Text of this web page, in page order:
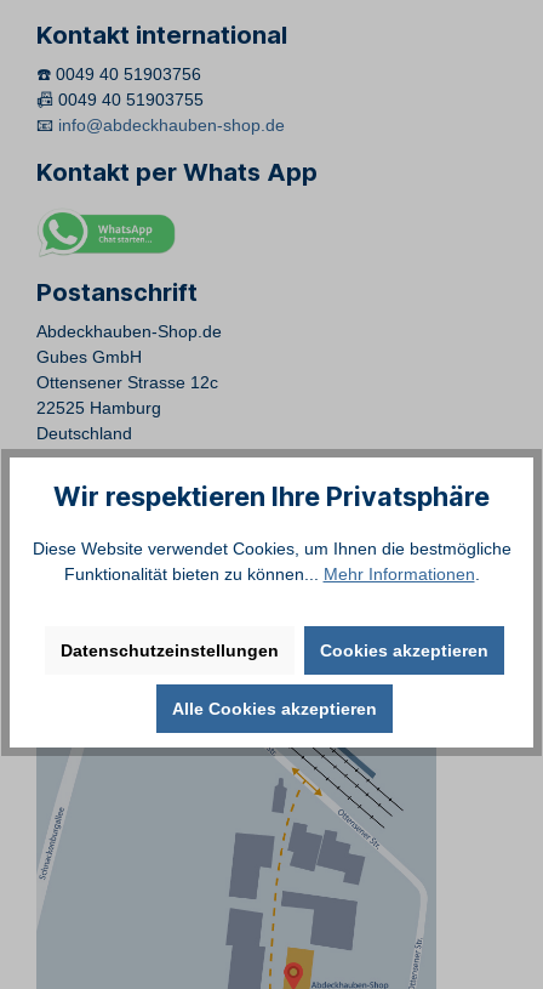
Kontakt international
☎️ 0049 40 51903756
📠 0049 40 51903755
📧 info@abdeckhauben-shop.de
Kontakt per Whats App
Postanschrift
Abdeckhauben-Shop.de
Gubes GmbH
Ottensener Strasse 12c
22525 Hamburg
Deutschland
Hinweis:
Absprache, vielen Dank!
Wir respektieren Ihre Privatsphäre
Diese Website verwendet Cookies, um Ihnen die bestmögliche
Funktionalität bieten zu können... Mehr Informationen.
Datenschutzeinstellungen Cookies akzeptieren
Alle Cookies akzeptieren